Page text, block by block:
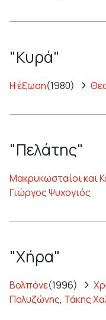
"Κυρά"
Η έξωση(1980)
"Πελάτης"
Μακρυκωσταίοι και
Γιώργος Ψυχογιός
"Χήρα"
Βολπόνε(1996)
Πολυζώνης, Τάκης